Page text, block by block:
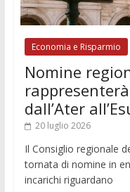
Economia e Risparmio
Nomine
dall’Ater
20 luglio 2026
Il Consiglio regionale
tornata di nomine in
incarichi riguardano